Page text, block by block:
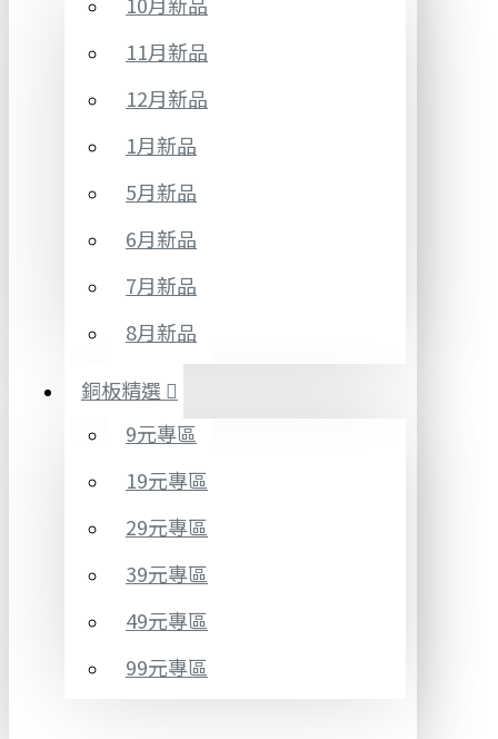
11月新品
12月新品
1月新品
5月新品
6月新品
7月新品
8月新品
銅板精選
9元專區
19元專區
29元專區
39元專區
49元專區
99元專區